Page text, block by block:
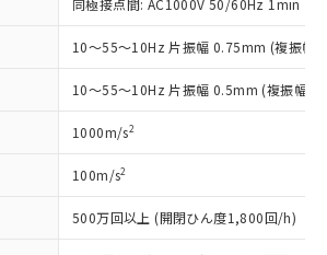
同極接点間: AC1000V 50/60Hz 1min
10～55～10Hz 片振幅 0.75mm (複振幅
10～55～10Hz 片振幅 0.5mm (複振幅
1000m/s2
100m/s2
500万回以上 (開閉ひん度1,800回/h)
ださい。
な納期状況および標準価格はお客
お取引先、またはお客様担当のオ
制御機器販売店・当社販売員に
談ください。
ロン制御機器販売店や当社販売拠
販売ネットワーク
」をご確認
い。
状況および標準価格結果を当社の
承諾なく第三者に漏洩または開
ないようお願いします。
以下、フタル酸ビス(2-エチルヘキシ
） 1000ppm以下、フタル酸ジブチル
以下、フタル酸ジイソブチル
以下
令で産業用監視および制御機器に対する
ル類の４物質については閾値を超える意
月
ブチル) : 1000ppm、 DIBP(フタル酸ジ
1000ppm、 BBP(フタル酸ブチルベンジ
ビス(2-エチルヘキシル)) : 1000ppm
護使用期限
物質（10物質）のすべてが基
あることを示します。
は規制貨物を破棄する場合は、完
破砕するなど、違法に輸出されな
貴社製品を、核兵器、ミサイ
化学兵器、生物兵器またはその他
並びにこれらの製造装置等に一切
たしません。
は、貴社製品を第三者に販売する
、上記1、2および3の内容を当
三者に通知します。また当社は、
一定数以上の在庫あり
一定数には満たないが在庫あり
在庫なし(最新の在庫状況につ
いては、お客様のお取引先、ま
たはお客様担当のオムロン制御
機器販売店・当社販売員にご確
認ください)